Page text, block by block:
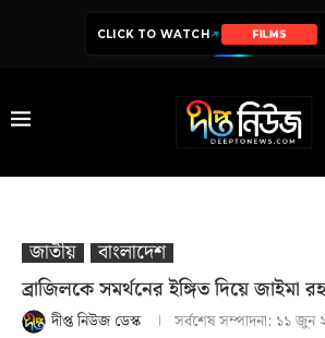
CLICK TO WATCH SERIES
জাতীয়
বাংলাদেশ
ব্রাজিলকে সমর্থনের ইঙ্গিত দিয়ে জাইমা
দীপ্ত নিউজ ডেস্ক সর্বশেষ সম্পাদনা: ১১ জুন